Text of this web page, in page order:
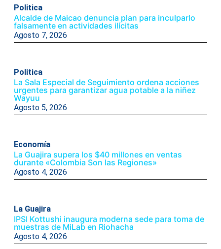
Politica
Alcalde de Maicao denuncia plan para inculparlo
falsamente en actividades ilícitas
Agosto 7, 2026
Politica
La Sala Especial de Seguimiento ordena acciones
urgentes para garantizar agua potable a la niñez
Wayuu
Agosto 5, 2026
Economía
La Guajira supera los $40 millones en ventas
durante «Colombia Son las Regiones»
Agosto 4, 2026
La Guajira
IPSI Kottushi inaugura moderna sede para toma de
muestras de MiLab en Riohacha
Agosto 4, 2026